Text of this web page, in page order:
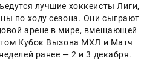
лучшие хоккеисты Лиги,
по ходу сезона. Они сыграют
арене в мире, вмещающей
Кубок Вызова МХЛ и Матч
ранее — 2 и 3 декабря.